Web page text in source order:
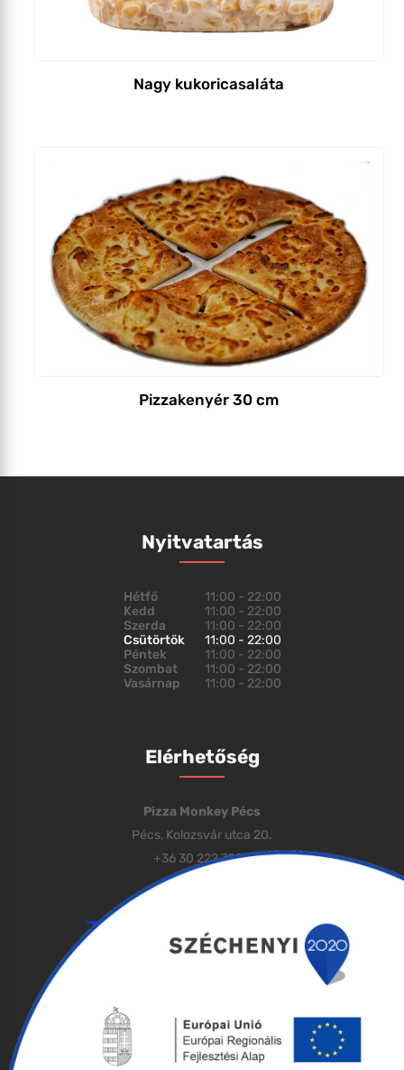
Nagy kukoricasaláta
Pizzakenyér 30 cm
Nyitvatartás
Hétfő
11:00 - 22:00
Kedd
11:00 - 22:00
Szerda
11:00 - 22:00
Csütörtök
11:00 - 22:00
Péntek
11:00 - 22:00
Szombat
11:00 - 22:00
Vasárnap
11:00 - 22:00
Elérhetőség
Pizza Monkey Pécs
Pécs, Kolozsvár utca 20.
+36 30 222 7000